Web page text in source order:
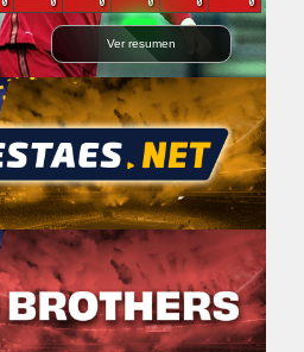
Ver resumen